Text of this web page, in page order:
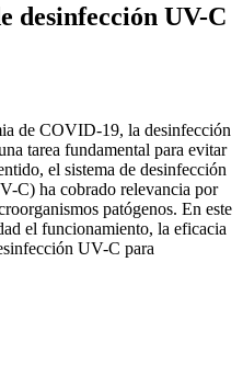
desinfección UV-C
de COVID-19, la desinfección
tarea fundamental para evitar
el sistema de desinfección
C) ha cobrado relevancia por
patógenos. En este
el funcionamiento, la eficacia
UV-C para